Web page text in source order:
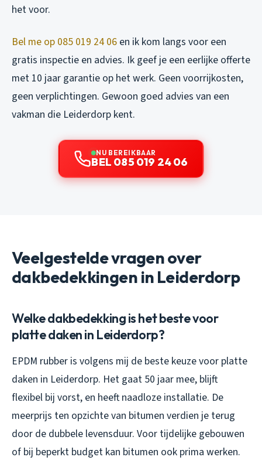
het voor.
Bel me op 085 019 24 06 en ik kom langs voor een
gratis inspectie en advies. Ik geef je een eerlijke offerte
met 10 jaar garantie op het werk. Geen voorrijkosten,
geen verplichtingen. Gewoon goed advies van een
vakman die Leiderdorp kent.
NU BEREIKBAAR
BEL 085 019 24 06
Veelgestelde vragen over
dakbedekkingen in Leiderdorp
Welke dakbedekking is het beste voor
platte daken in Leiderdorp?
EPDM rubber is volgens mij de beste keuze voor platte
daken in Leiderdorp. Het gaat 50 jaar mee, blijft
flexibel bij vorst, en heeft naadloze installatie. De
meerprijs ten opzichte van bitumen verdien je terug
door de dubbele levensduur. Voor tijdelijke gebouwen
of bij beperkt budget kan bitumen ook prima werken.